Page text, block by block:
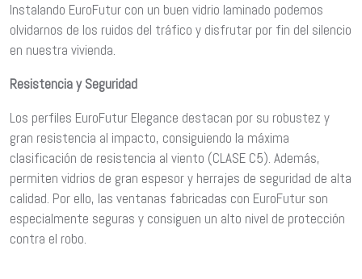
Instalando EuroFutur con un buen vidrio laminado podemos
olvidarnos de los ruidos del tráfico y disfrutar por fin del silencio
en nuestra vivienda.
Resistencia y Seguridad
Los perfiles EuroFutur Elegance destacan por su robustez y
gran resistencia al impacto, consiguiendo la máxima
clasificación de resistencia al viento (CLASE C5). Además,
permiten vidrios de gran espesor y herrajes de seguridad de alta
calidad. Por ello, las ventanas fabricadas con EuroFutur son
especialmente seguras y consiguen un alto nivel de protección
contra el robo.